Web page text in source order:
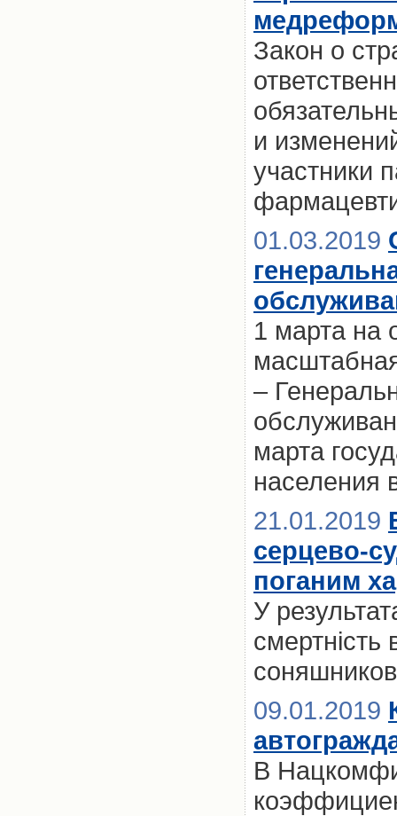
Закон о
и
участники
01.03.2019
1 марта на
–
марта
населения
21.01.2019
серцево-
поганим
У
09.01.2019
В